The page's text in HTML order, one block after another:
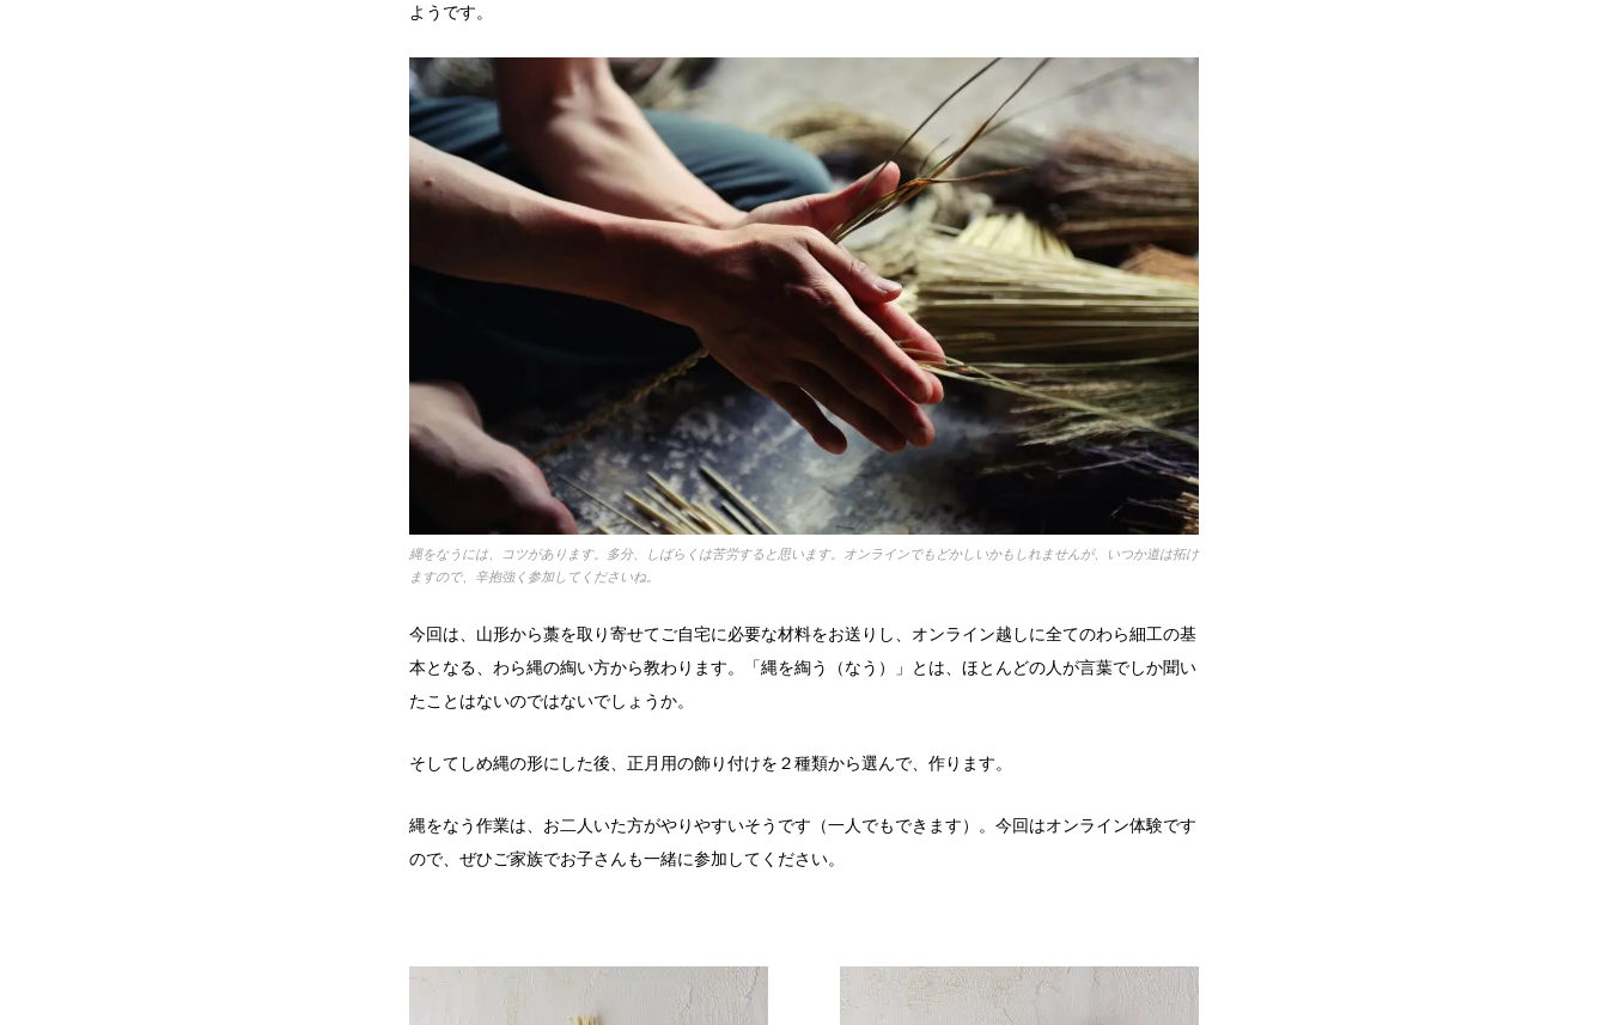
ようです。
縄をなうには、コツがあります。多分、しばらくは苦労すると思います。オンラインでもどかしいかもしれませんが、いつか道は拓け
ますので、辛抱強く参加してくださいね。
今回は、山形から藁を取り寄せてご自宅に必要な材料をお送りし、オンライン越しに全てのわら細工の基
本となる、わら縄の綯い方から教わります。「縄を綯う（なう）」とは、ほとんどの人が言葉でしか聞い
たことはないのではないでしょうか。
そしてしめ縄の形にした後、正月用の飾り付けを２種類から選んで、作ります。
縄をなう作業は、お二人いた方がやりやすいそうです（一人でもできます）。今回はオンライン体験です
ので、ぜひご家族でお子さんも一緒に参加してください。